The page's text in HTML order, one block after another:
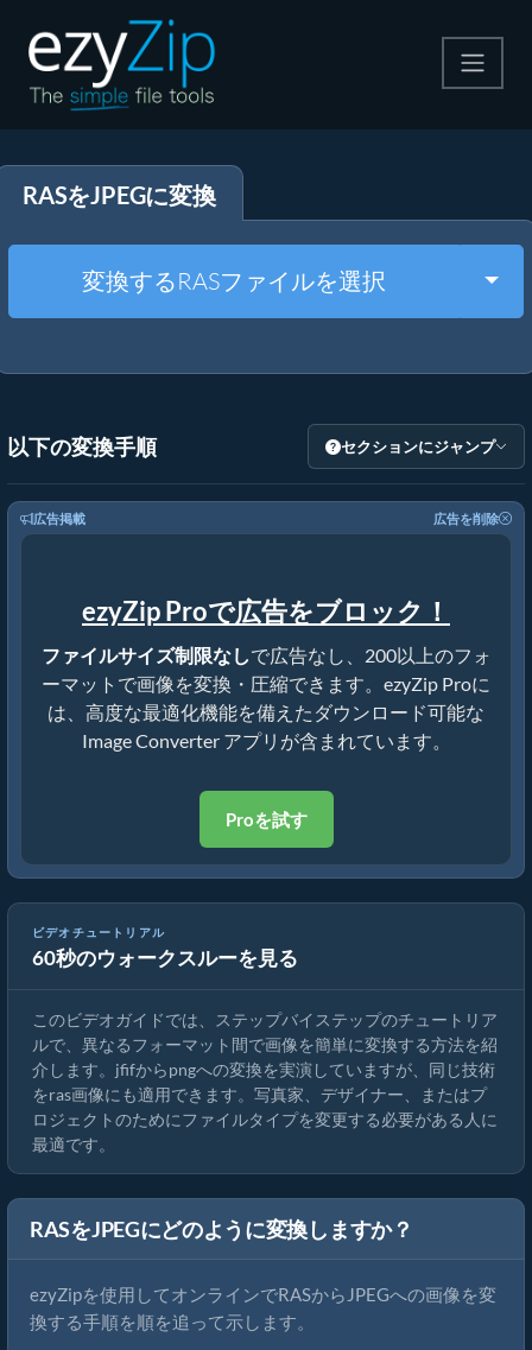
解凍する
その他のツール
RASをJPEGに変換
変換するRASファイルを選択
以下の変換手順 セクションにジャンプ
広告掲載 広告を削除
ezyZip Proで広告をブロック！
ファイルサイズ制限なしで広告なし、200以上のフォ
ーマットで画像を変換・圧縮できます。ezyZip Proに
は、高度な最適化機能を備えたダウンロード可能な
Image Converter アプリが含まれています。
Proを試す
ビデオチュートリアル
60秒のウォークスルーを見る
オンラインで画像フォーマットを変換する方法
このビデオガイドでは、ステップバイステップのチュートリア
ルで、異なるフォーマット間で画像を簡単に変換する方法を紹
介します。jfifからpngへの変換を実演していますが、同じ技術
をras画像にも適用できます。写真家、デザイナー、またはプ
ロジェクトのためにファイルタイプを変更する必要がある人に
最適です。
RASをJPEGにどのように変換しますか？
ezyZipを使用してオンラインでRASからJPEGへの画像を変
換する手順を順を追って示します。